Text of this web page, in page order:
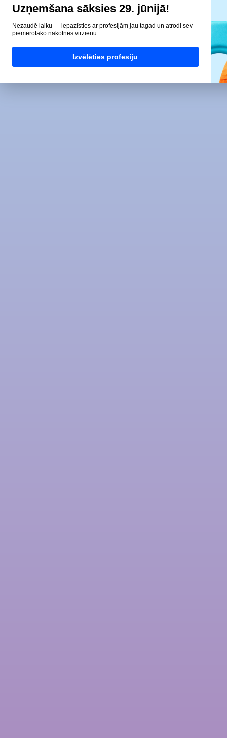
Uzņemšana sāksies 29. jūnijā!
Nezaudē laiku — iepazīsties ar profesijām jau tagad un atrodi sev
piemērotāko nākotnes virzienu.
Izvēlēties profesiju